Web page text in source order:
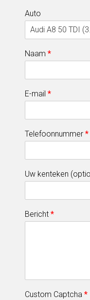
Auto
Naam *
E-mail *
Telefoonnummer *
Uw kenteken
Bericht *
Custom Captcha *